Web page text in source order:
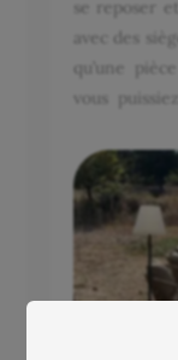
se reposer
avec des
qu’une
vous